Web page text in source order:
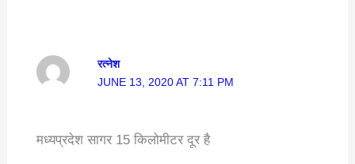
रत्नेश
JUNE 13, 2020 AT 7:11 PM
मध्यप्रदेश सागर 15 किलोमीटर दूर है